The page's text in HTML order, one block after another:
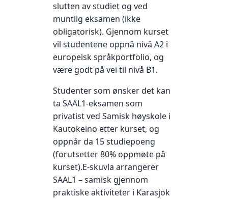
slutten av studiet og ved
muntlig eksamen (ikke
obligatorisk). Gjennom kurset
vil studentene oppnå nivå A2 i
europeisk språkportfolio, og
være godt på vei til nivå B1.
Studenter som ønsker det kan
ta SAAL1-eksamen som
privatist ved Samisk høyskole i
Kautokeino etter kurset, og
oppnår da 15 studiepoeng
(forutsetter 80% oppmøte på
kurset).E-skuvla arrangerer
SAAL1 – samisk gjennom
praktiske aktiviteter i Karasjok